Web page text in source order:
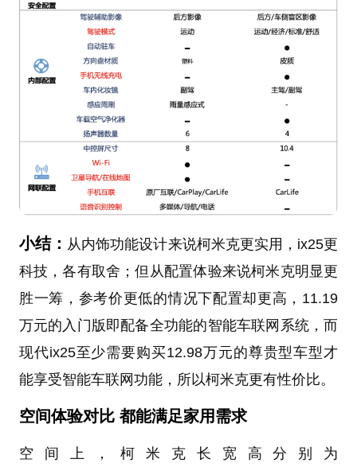
小结： 从内饰功能设计来说柯米克更实用，ix25更
科技，各有取舍；但从配置体验来说柯米克明显更
胜一筹，参考价更低的情况下配置却更高，11.19
万元的入门版即配备全功能的智能车联网系统，而
现代ix25至少需要购买12.98万元的尊贵型车型才
能享受智能车联网功能，所以柯米克更有性价比。
空间体验对比 都能满足家用需求
空间上，柯米克长宽高分别为